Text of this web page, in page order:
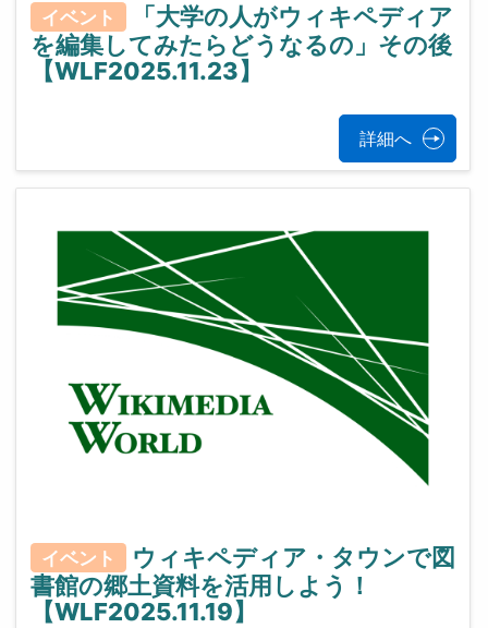
イベント
「大学の人がウィキペディア
を編集してみたらどうなるの」その後
【WLF2025.11.23】
詳細へ
イベント
ウィキペディア・タウンで図
書館の郷土資料を活用しよう！
【WLF2025.11.19】